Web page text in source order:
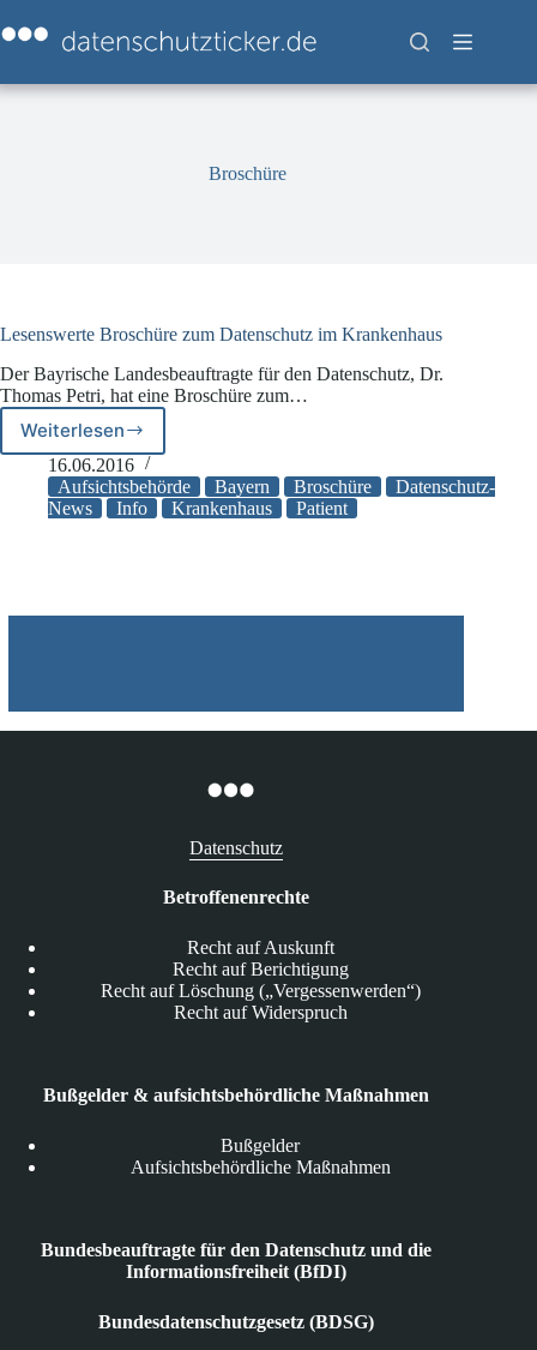
Inhalt
springen
Broschüre
Lesenswerte Broschüre zum Datenschutz im Krankenhaus
Der Bayrische Landesbeauftragte für den Datenschutz, Dr.
Thomas Petri, hat eine Broschüre zum…
WeiterlesenLesenswerte
Broschüre
zum
Datenschutz
16.06.2016
Aufsichtsbehörde
Bayern Broschüre
Datenschutz-
News
Info Krankenhaus Patient
Datenschutz
Betroffenenrechte
Recht auf Auskunft
Recht auf Berichtigung
Recht auf Löschung („Vergessenwerden“)
Recht auf Widerspruch
Bußgelder & aufsichtsbehördliche Maßnahmen
Bußgelder
Aufsichtsbehördliche Maßnahmen
Bundesbeauftragte für den Datenschutz und die
Informationsfreiheit (BfDI)
Bundesdatenschutzgesetz (BDSG)